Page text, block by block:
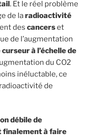
. Et le réel problème
de laradioactivité
des cancerset
de l’augmentation
à l’échelle de
du CO2
inéluctable, ce
radioactivité de
débile de
finalement à faire